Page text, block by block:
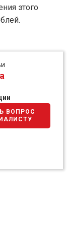
этого
ВОПРОС